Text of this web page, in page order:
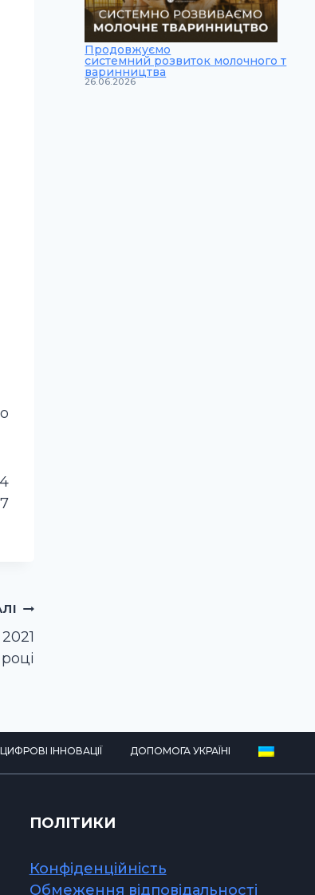
році
Продовжуємо
системний розвиток молочного т
варинництва
26.06.2026
ЦИФРОВІ ІННОВАЦІЇ ДОПОМОГА УКРАЇНІ
ПОЛІТИКИ
Конфіденційність
Обмеження відповідальності